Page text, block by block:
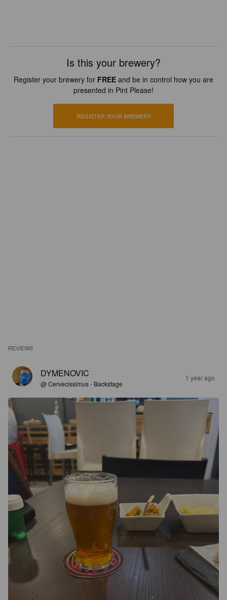
Is this your brewery?
Register your brewery for FREE and be in control how you are
presented in Pint Please!
REGISTER YOUR BREWERY
REVIEWS
DYMENOVIC
@ Cervecissimus - Backstage
1 year ago